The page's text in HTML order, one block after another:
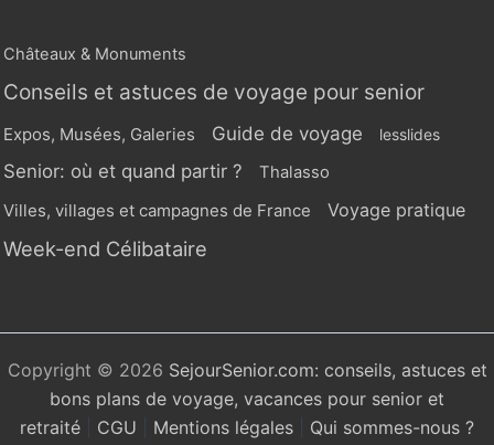
Châteaux & Monuments
Conseils et astuces de voyage pour senior
Expos, Musées, Galeries Guide de voyage lesslides
Senior: où et quand partir ? Thalasso
Villes, villages et campagnes de France Voyage pratique
Week-end Célibataire
Copyright © 2026 SejourSenior.com: conseils, astuces et
bons plans de voyage, vacances pour senior et
retraité
CGU Mentions légales Qui sommes-nous ?